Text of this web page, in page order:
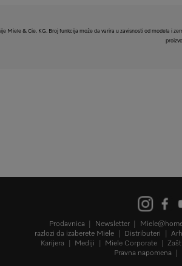
Miele & Cie. KG. Broj funkcija može da varira u zavisnosti od modela i
Prodavnica Newsletter
razlozi da izaberete Miele
Distributeri
Karijera
Mediji Miele Corporate
Pravna napomena